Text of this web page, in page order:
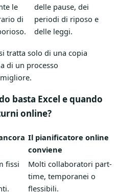
le
di
delle pause, dei
periodi di riposo e
delle leggi.
tratta solo di una copia
di un processo
basta Excel e quando
online?
Il pianificatore online
conviene
fissi
Molti collaboratori part-
time, temporanei o
flessibili.